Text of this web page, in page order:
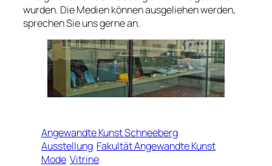
wurden. Die Medien können ausgeliehen werden,
sprechen Sie uns gerne an.
Angewandte Kunst Schneeberg
Ausstellung Fakultät Angewandte Kunst
Mode Vitrine